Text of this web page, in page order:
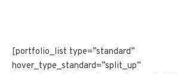
[portfolio_list type=”standard”
hover_type_standard=”split_up”